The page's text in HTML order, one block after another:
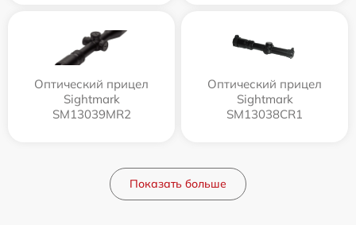
Оптический прицел
Sightmark
SM13039MR2
Оптический прицел
Sightmark
SM13038CR1
Показать больше